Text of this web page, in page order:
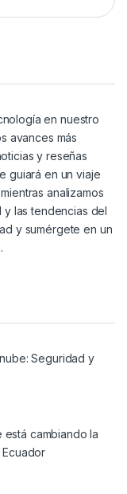
en nuestro
avances más
y reseñas
guiará en un viaje
analizamos
las tendencias del
y sumérgete en un
Seguridad y
está cambiando la